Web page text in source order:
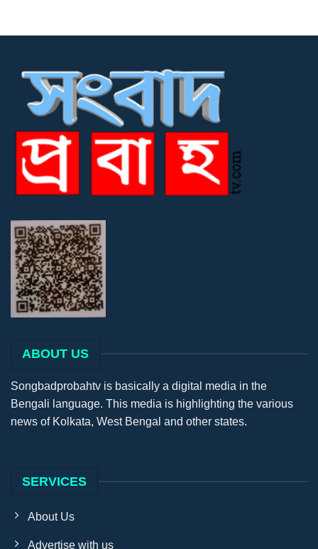
ABOUT US
Songbadprobahtv is basically a digital media in the
Bengali language. This media is highlighting the various
news of Kolkata, West Bengal and other states.
SERVICES
About Us
Advertise with us